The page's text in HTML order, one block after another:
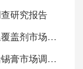
形成了强劲
处处可见权利
有自主选择
研究报告
2026年中国冒口发热保温覆盖剂市场调查研究报告
2026年中国共晶合金无铅锡膏市场调查研究报告